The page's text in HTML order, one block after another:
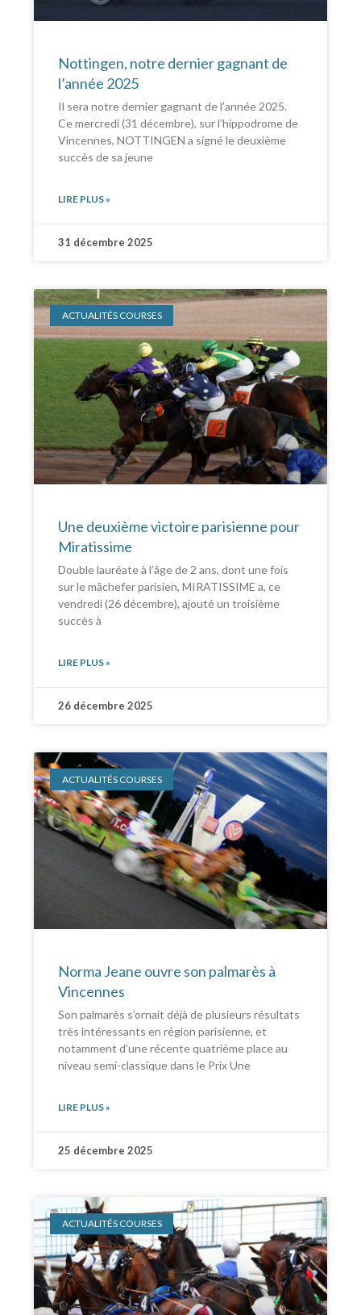
Nottingen, notre dernier gagnant de
l’année 2025
Il sera notre dernier gagnant de l’année 2025.
Ce mercredi (31 décembre), sur l’hippodrome de
Vincennes, NOTTINGEN a signé le deuxième
succès de sa jeune
LIRE PLUS »
31 décembre 2025
ACTUALITÉS COURSES
Une deuxième victoire parisienne pour
Miratissime
Double lauréate à l’âge de 2 ans, dont une fois
sur le mâchefer parisien, MIRATISSIME a, ce
vendredi (26 décembre), ajouté un troisième
succès à
LIRE PLUS »
26 décembre 2025
ACTUALITÉS COURSES
Norma Jeane ouvre son palmarès à
Vincennes
Son palmarès s’ornait déjà de plusieurs résultats
très intéressants en région parisienne, et
notamment d’une récente quatrième place au
niveau semi-classique dans le Prix Une
LIRE PLUS »
25 décembre 2025
ACTUALITÉS COURSES